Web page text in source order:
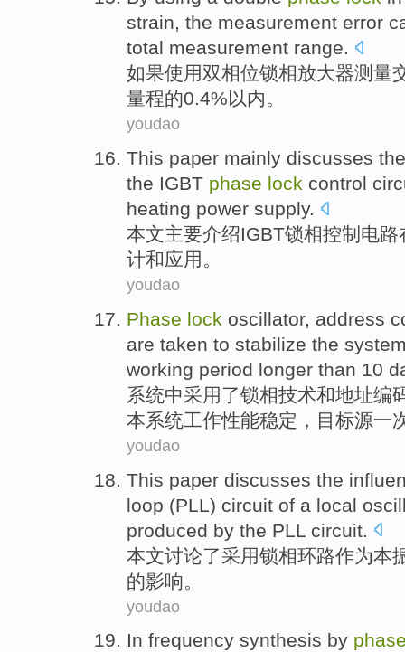
strain, the measurement error
total measurement range.
如果使用双相位锁相放大器测量
量程的0.4%以内。
youdao
This paper mainly discusses the
the IGBT phase lock control
heating power supply.
本文主要介绍IGBT锁相控制 电路
计和应用 。
youdao
Phase lock oscillator, address
are taken to stabilize the
working period longer than 10
系统中采用了锁相技术和地址编
本系统工作性能稳定， 目标源一
youdao
This paper discusses the
loop (PLL ) circuit of a local
produced by the PLL circuit.
本文讨论了采用锁相环路作为本
的影响 。
youdao
In frequency synthesis by